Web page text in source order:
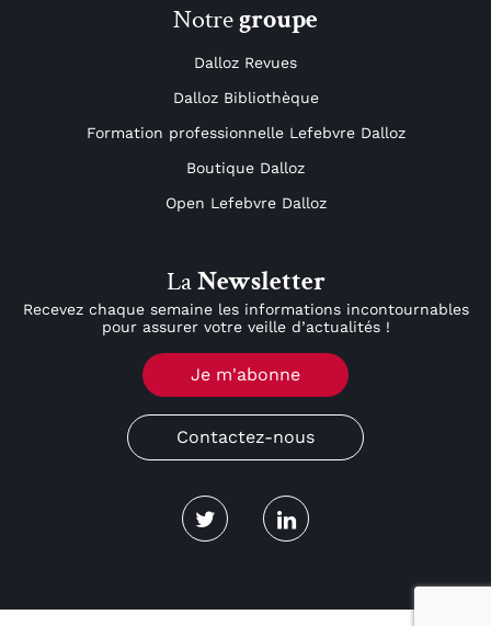
Notregroupe
Dalloz Revues
Dalloz Bibliothèque
Formation professionnelle Lefebvre Dalloz
Boutique Dalloz
Open Lefebvre Dalloz
LaNewsletter
Recevez chaque semaine les informations incontournables
pour assurer votre veille d’actualités !
Je m'abonne
Contactez-nous